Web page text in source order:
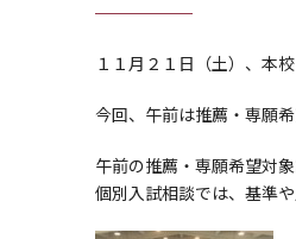
１１月２１日（土）、本
今回、午前は推薦・専願
午前の推薦・専願希望対
個別入試相談では、基準